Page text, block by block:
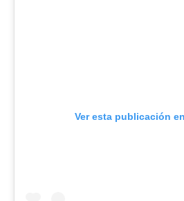
Ver esta publicación